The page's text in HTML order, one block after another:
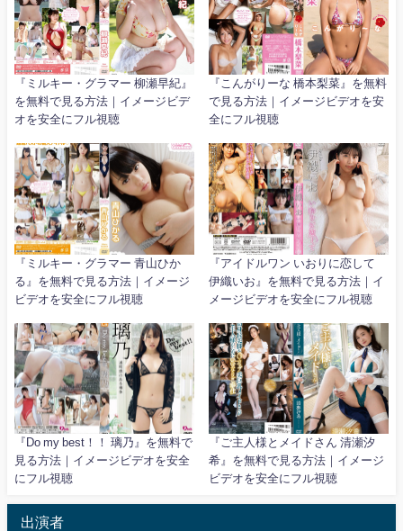
『ミルキー・グラマー 柳瀬早紀』
を無料で見る方法｜イメージビデ
オを安全にフル視聴
『こんがりーな 橋本梨菜』を無料
で見る方法｜イメージビデオを安
全にフル視聴
『ミルキー・グラマー 青山ひか
る』を無料で見る方法｜イメージ
ビデオを安全にフル視聴
『アイドルワン いおりに恋して
伊織いお』を無料で見る方法｜イ
メージビデオを安全にフル視聴
『Do my best！！ 璃乃』を無料で
見る方法｜イメージビデオを安全
にフル視聴
『ご主人様とメイドさん 清瀬汐
希』を無料で見る方法｜イメージ
ビデオを安全にフル視聴
出演者